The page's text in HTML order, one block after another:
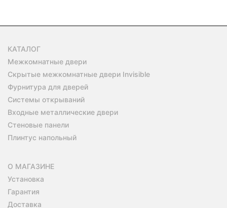
КАТАЛОГ
Межкомнатные двери
Скрытые межкомнатные двери Invisible
Фурнитура для дверей
Системы открываний
Входные металлические двери
Стеновые панели
Плинтус напольный
О МАГАЗИНЕ
Установка
Гарантия
Доставка